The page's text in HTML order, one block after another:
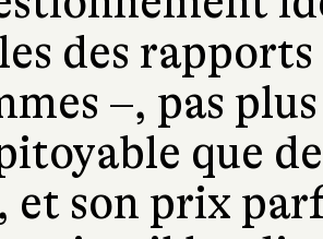
des
–, pas
que
et son prix